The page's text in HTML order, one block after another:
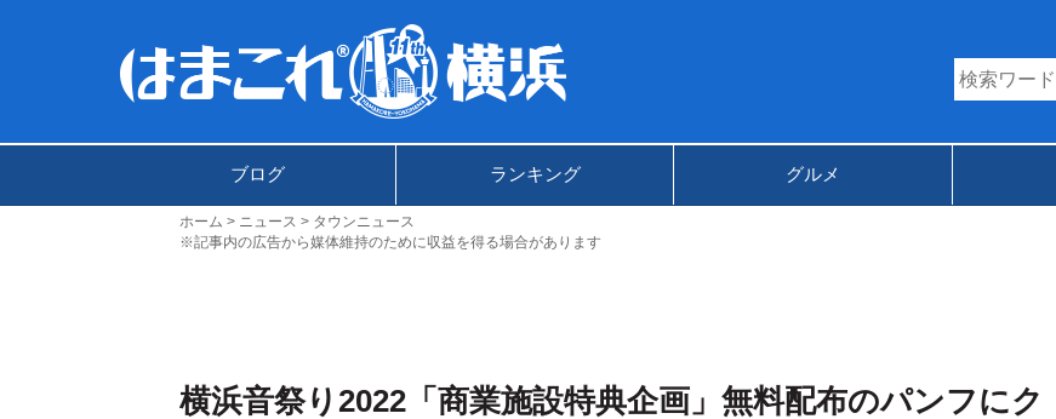
ブログ ランキング グルメ
ホーム ニュース
タウンニュース
※記事内の広告から媒体維持のために収益を得る場合があります
横浜音祭り2022「商業施設特典企画」無料配布のパンフにク